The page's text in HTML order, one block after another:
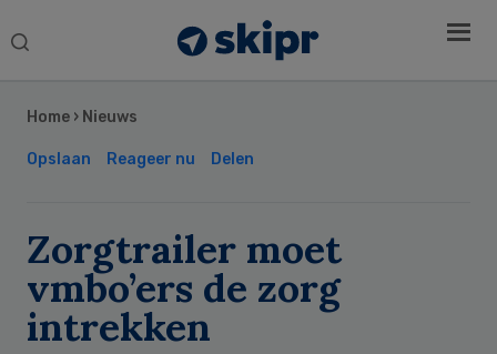
Search
Home › Nieuws
Opslaan Reageer nu Delen
Zorgtrailer moet
vmbo’ers de zorg
intrekken
Sidebar